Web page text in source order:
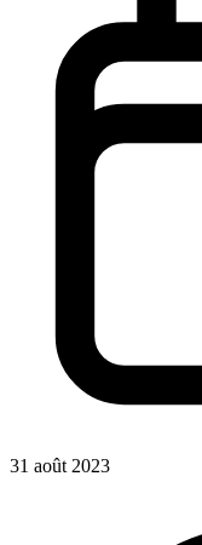
31 août 2023